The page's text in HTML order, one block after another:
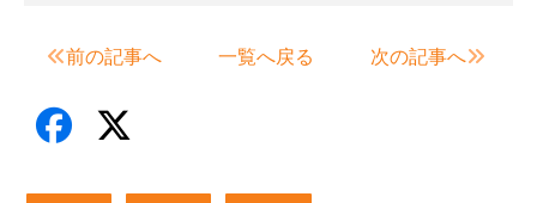
前の記事へ 一覧へ戻る 次の記事へ